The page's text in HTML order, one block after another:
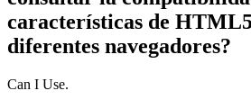
características de HTML5
diferentes navegadores?
Can I Use.